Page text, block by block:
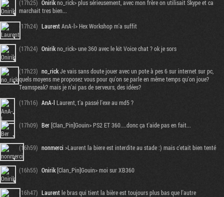
(17h25) Onirikno_rick> plus sérieusement, avec mon frère on utilisait Skype et ca
marchait tres bien...
(17h24) LaurentAnA-l> Hex Workshop m'a suffit
(17h24) Onirikno_rick> une 360 avec le kit Voice chat ? ok je sors
(17h23) no_rickJe vais sans doute jouer avec un pote à pes 6 sur internet sur pc,
quels moyens me proposez vous pour qu'on se parle en même temps qu'on joue?
Teamspeak? mais je n'ai pas de serveurs, des idées?
(17h16) AnA-l Laurent, t'a passé l'exe au md5 ?
(17h09) Ber[Clan_Pin]Gouin> PS2 ET 360....donc ça t'aide pas en fait...
(16h59) nonmerci >Laurent la biere est interdite au stade :) mais c'etait bien tenté
(16h55) Onirik[Clan_Pin]Gouin> moi sur XB360
(16h47) Laurentle bras qui tient la bière est toujours plus bas que l'autre